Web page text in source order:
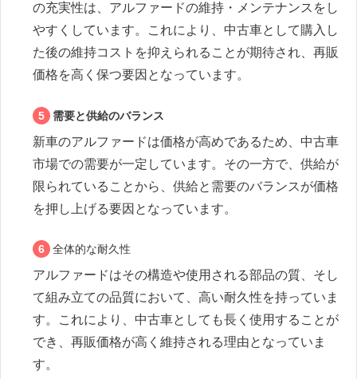
の充実性は、アルファードの維持・メンテナンスをし
やすくしています。これにより、中古車として購入し
た後の維持コストを抑えられることが期待され、再販
価格を高く保つ要因となっています。
需要と供給のバランス
新車のアルファードは価格が高めであるため、中古車
市場での需要が一定しています。その一方で、供給が
限られていることから、供給と需要のバランスが価格
を押し上げる要因となっています。
全体的な耐久性
アルファードはその構造や使用される部品の質、そし
て組み立ての品質において、高い耐久性を持っていま
す。これにより、中古車としても長く使用することが
でき、再販価格が高く維持される理由となっていま
す。